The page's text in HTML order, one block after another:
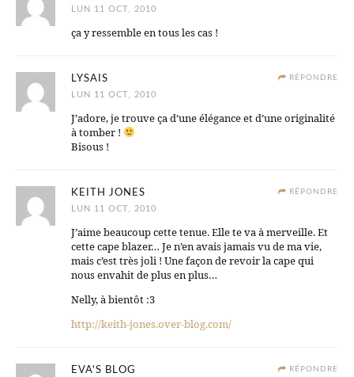
LUN 11 OCT, 2010
ça y ressemble en tous les cas !
RÉPONDRE
LYSAIS
LUN 11 OCT, 2010
J’adore, je trouve ça d’une élégance et d’une originalité
à tomber !
Bisous !
RÉPONDRE
KEITH JONES
LUN 11 OCT, 2010
J’aime beaucoup cette tenue. Elle te va à merveille. Et
cette cape blazer… Je n’en avais jamais vu de ma vie,
mais c’est très joli ! Une façon de revoir la cape qui
nous envahit de plus en plus…
Nelly, à bientôt :3
http://keith-jones.over-blog.com/
RÉPONDRE
EVA'S BLOG